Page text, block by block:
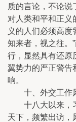
质的言论，不论说
对人类和平和正义
义的人们必须高度
知来者，视之往。
行，显然具有还原
翼势力的严正警告
响。
十、外交工作风
十八大以来，习
天下，频繁出访，